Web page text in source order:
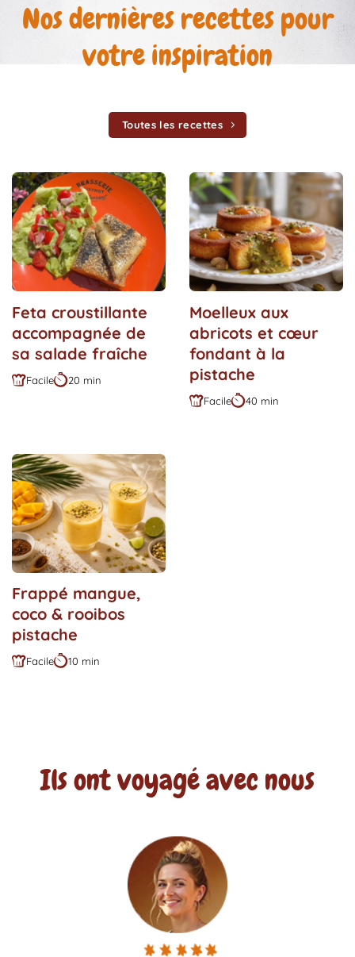
Nos dernières recettes pour
votre inspiration
Toutes les recettes
Feta croustillante
accompagnée de
sa salade fraîche
Difficulté
Facile
Durée
20 min
Moelleux aux
abricots et cœur
fondant à la
pistache
Difficulté
Facile
Durée
40 min
Frappé mangue,
coco & rooibos
pistache
Difficulté
Facile
Durée
10 min
Ils ont voyagé avec nous